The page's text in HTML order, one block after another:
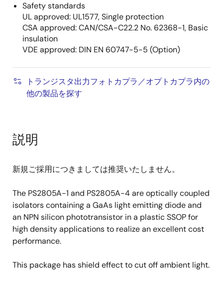
Safety standards
UL approved: UL1577, Single protection
CSA approved: CAN/CSA-C22.2 No. 62368-1, Basic
insulation
VDE approved: DIN EN 60747-5-5 (Option)
トランジスタ出力フォトカプラ／オプトカプラ内の
他の製品を探す
説明
新規ご採用につきましては推奨いたしません。
The PS2805A-1 and PS2805A-4 are optically coupled
isolators containing a GaAs light emitting diode and
an NPN silicon phototransistor in a plastic SSOP for
high density applications to realize an excellent cost
performance.
This package has shield effect to cut off ambient light.